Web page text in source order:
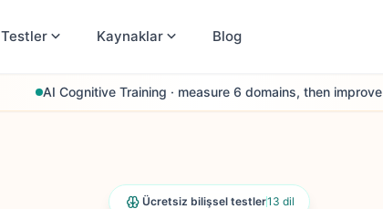
Testler Kaynaklar Blog
AI Cognitive Training · measure 6 domains, then improve
Ücretsiz bilişsel testler13 dil